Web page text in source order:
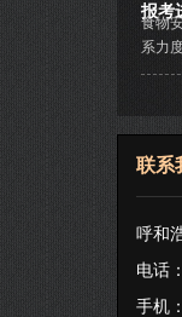
报
食物
系力
联系
呼和
电话
手机